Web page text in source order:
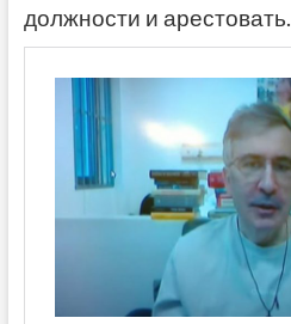
должности и арестовать.